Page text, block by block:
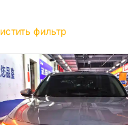
фильтр